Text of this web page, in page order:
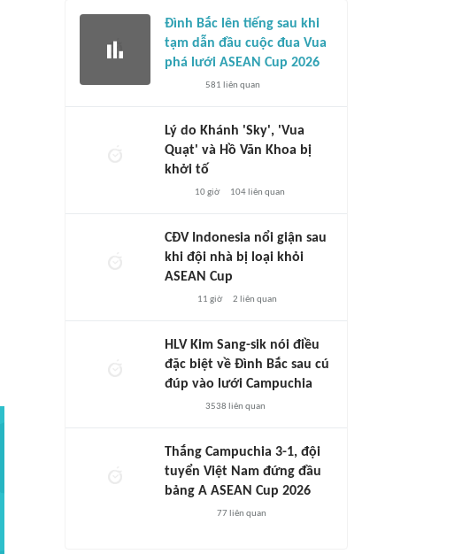
Đình Bắc lên tiếng sau khi
tạm dẫn đầu cuộc đua Vua
phá lưới ASEAN Cup 2026
581 liên quan
Lý do Khánh 'Sky', 'Vua
Quạt' và Hồ Văn Khoa bị
khởi tố
10 giờ 104liên quan
CĐV Indonesia nổi giận sau
khi đội nhà bị loại khỏi
ASEAN Cup
11 giờ 2 liên quan
HLV Kim Sang-sik nói điều
đặc biệt về Đình Bắc sau cú
đúp vào lưới Campuchia
3538 liên quan
Thắng Campuchia 3-1, đội
tuyển Việt Nam đứng đầu
bảng A ASEAN Cup 2026
77liên quan